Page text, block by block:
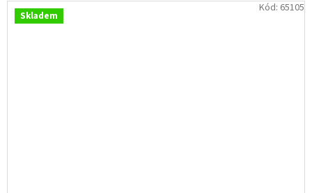
Skladem
Kód: 65105